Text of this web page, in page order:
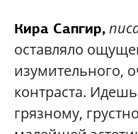
Кира Сапгир,
оставляло
изумительного,
контраста.
грязному,